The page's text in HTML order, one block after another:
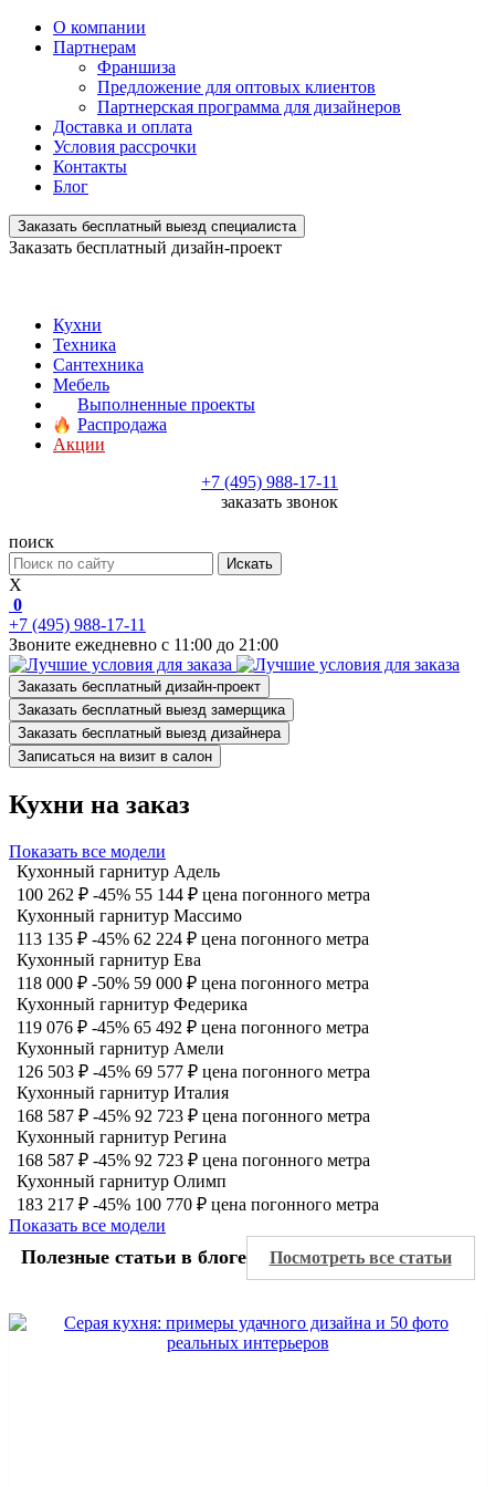
О компании
Партнерам
Франшиза
Предложение для оптовых клиентов
Партнерская программа для дизайнеров
Доставка и оплата
Условия рассрочки
Контакты
Блог
Заказать бесплатный выезд специалиста
Заказать бесплатный дизайн-проект
Кухни
Техника
Сантехника
Мебель
Выполненные проекты
Распродажа
Акции
+7 (495) 988-17-11
заказать звонок
поиск
Искать
X
0
+7 (495) 988-17-11
Звоните ежедневно с 11:00 до 21:00
Заказать бесплатный дизайн-проект
Заказать бесплатный выезд замерщика
Заказать бесплатный выезд дизайнера
Записаться на визит в салон
Кухни на заказ
Показать все модели
Кухонный гарнитур Адель
100 262 ₽ -45% 55 144 ₽ цена погонного метра
Кухонный гарнитур Массимо
113 135 ₽ -45% 62 224 ₽ цена погонного метра
Кухонный гарнитур Ева
118 000 ₽ -50% 59 000 ₽ цена погонного метра
Кухонный гарнитур Федерика
119 076 ₽ -45% 65 492 ₽ цена погонного метра
Кухонный гарнитур Амели
126 503 ₽ -45% 69 577 ₽ цена погонного метра
Кухонный гарнитур Италия
168 587 ₽ -45% 92 723 ₽ цена погонного метра
Кухонный гарнитур Регина
168 587 ₽ -45% 92 723 ₽ цена погонного метра
Кухонный гарнитур Олимп
183 217 ₽ -45% 100 770 ₽ цена погонного метра
Показать все модели
Полезные статьи в блоге Посмотреть все статьи